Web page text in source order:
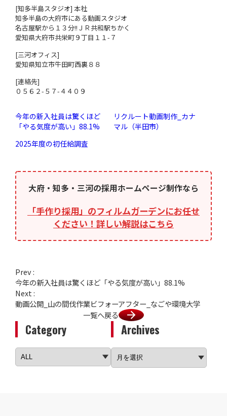
Category Archives
[知多半島スタジオ] 本社
知多半島の大府市にある動画スタジオ
名古屋駅から１３分!!ＪＲ共和駅ちかく
愛知県大府市共栄町９丁目１１-７
[三河オフィス]
愛知県知立市牛田町西裏８８
[連絡先]
０５６２-５７-４４０９
今年の新入社員は驚くほど
「やる気度が高い」88.1%
リクルート動画制作_カナ
マル（半田市）
2025年度の初任給調査
大府・知多・三河の採用ホームページ制作なら
「手作り採用」のフィルムガーデンにお任せ
ください！詳しい解説はこちら
Prev :
今年の新入社員は驚くほど「やる気度が高い」88.1%
一覧へ戻る
Next :
動画公開_山の間伐作業ビフォーアフター_なごや環境大学